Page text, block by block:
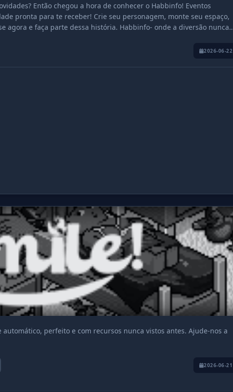
Então chegou a hora de conhecer o Habbinfo! Eventos
pronta para te receber! Crie seu personagem, monte seu espaço,
agora e faça parte dessa história. Habbinfo- onde a diversão nunca
2026-06-22
perfeito e com recursos nunca vistos antes. Ajude-nos a
2026-06-21